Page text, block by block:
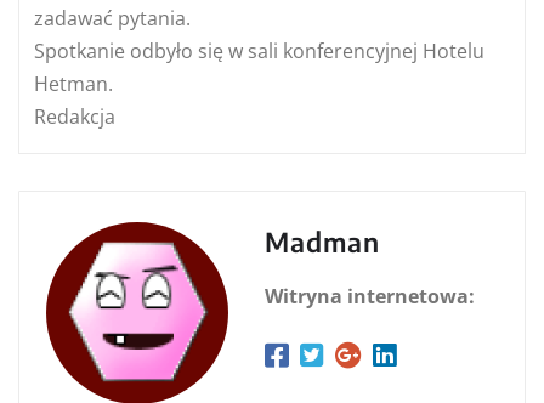
zadawać pytania.
Spotkanie odbyło się w sali konferencyjnej Hotelu
Hetman.
Redakcja
Madman
Witryna internetowa: